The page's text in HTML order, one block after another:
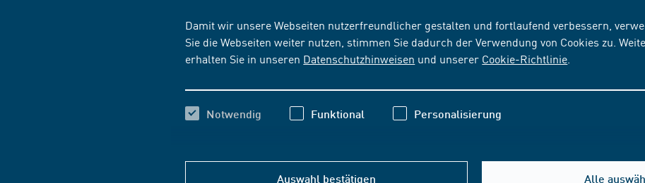
Damit wir unsere Webseiten nutzerfreundlicher gestalten und fortlaufend verbessern,
Sie die Webseiten weiter nutzen, stimmen Sie dadurch der Verwendung von Cookies zu.
erhalten Sie in unseren Datenschutzhinweisen und unserer Cookie-Richtlinie
Notwendig Funktional Personalisierung
Auswahl bestätigen Alle